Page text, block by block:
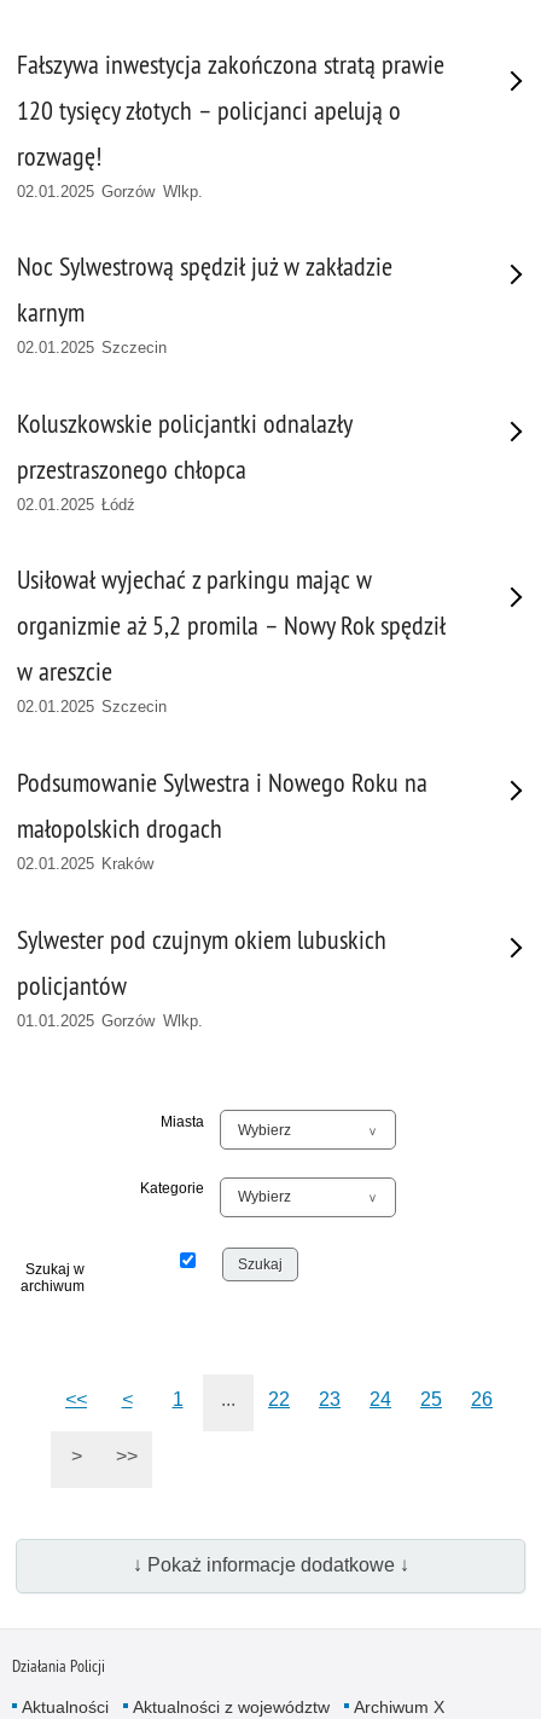
Fałszywa inwestycja zakończona stratą prawie
120 tysięcy złotych – policjanci apelują o
rozwagę!
02.01.2025 Gorzów Wlkp.
Noc Sylwestrową spędził już w zakładzie
karnym
02.01.2025 Szczecin
Koluszkowskie policjantki odnalazły
przestraszonego chłopca
02.01.2025 Łódź
Usiłował wyjechać z parkingu mając w
organizmie aż 5,2 promila – Nowy Rok spędził
w areszcie
02.01.2025 Szczecin
Podsumowanie Sylwestra i Nowego Roku na
małopolskich drogach
02.01.2025 Kraków
Sylwester pod czujnym okiem lubuskich
policjantów
01.01.2025 Gorzów Wlkp.
Miasta
Kategorie
Szukaj w
archiwum
<< < 1 ... 22 23 24 25 26
> >>
↓ Pokaż informacje dodatkowe ↓
Działania Policji
Aktualności Aktualności z województw
Archiwum X